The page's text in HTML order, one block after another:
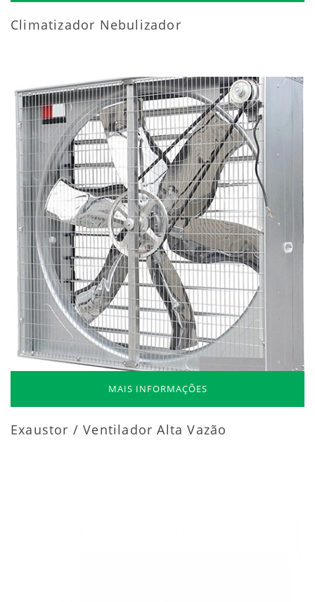
Climatizador Nebulizador
MAIS INFORMAÇÕES
Exaustor / Ventilador Alta Vazão